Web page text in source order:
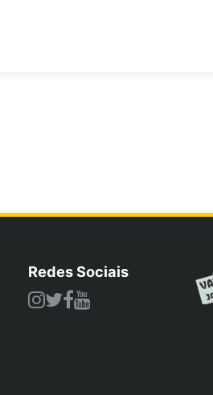
Redes Sociais